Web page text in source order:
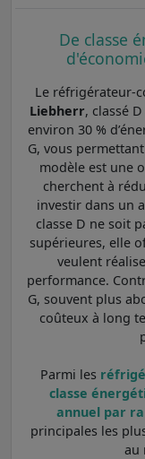
De classe
Le réfrigérateur-
Liebherr, classé
environ 30 %
G, vous
modèle est une
cherchent à
investir dans un
classe D ne soit
supérieures, elle
veulent
performance.
G, souvent plus
coûteux à long
Parmi les
classe
annuel par
principales les
au